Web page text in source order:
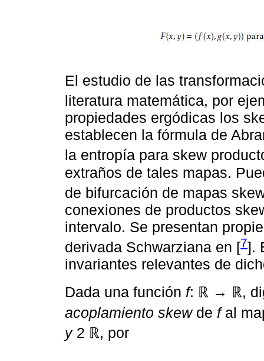
El estudio de las
literatura matemática, por
propiedades ergódicas los
establecen la fórmula de
la entropía para skew
extraños de tales mapas.
de bifurcación de mapas
conexiones de productos
intervalo. Se presentan
derivada Schwarziana en [7].
invariantes relevantes de
Dada una función f: ℝ → ℝ,
acoplamiento skewde fal
y2 ℝ, por